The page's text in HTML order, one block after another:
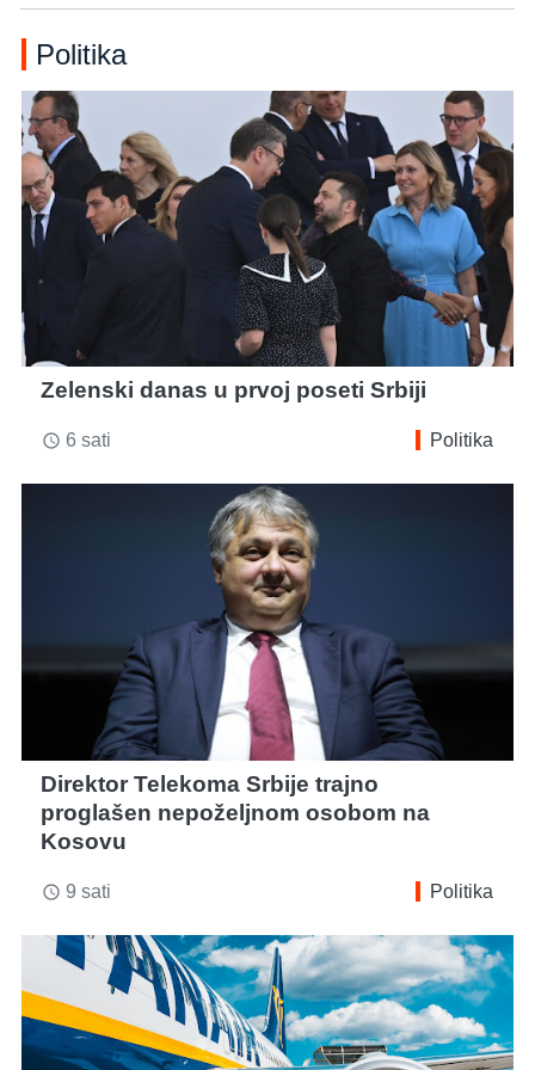
Politika
Zelenski danas u prvoj poseti Srbiji
access_time 6 sati Politika
Direktor Telekoma Srbije trajno
proglašen nepoželjnom osobom na
Kosovu
access_time 9 sati Politika